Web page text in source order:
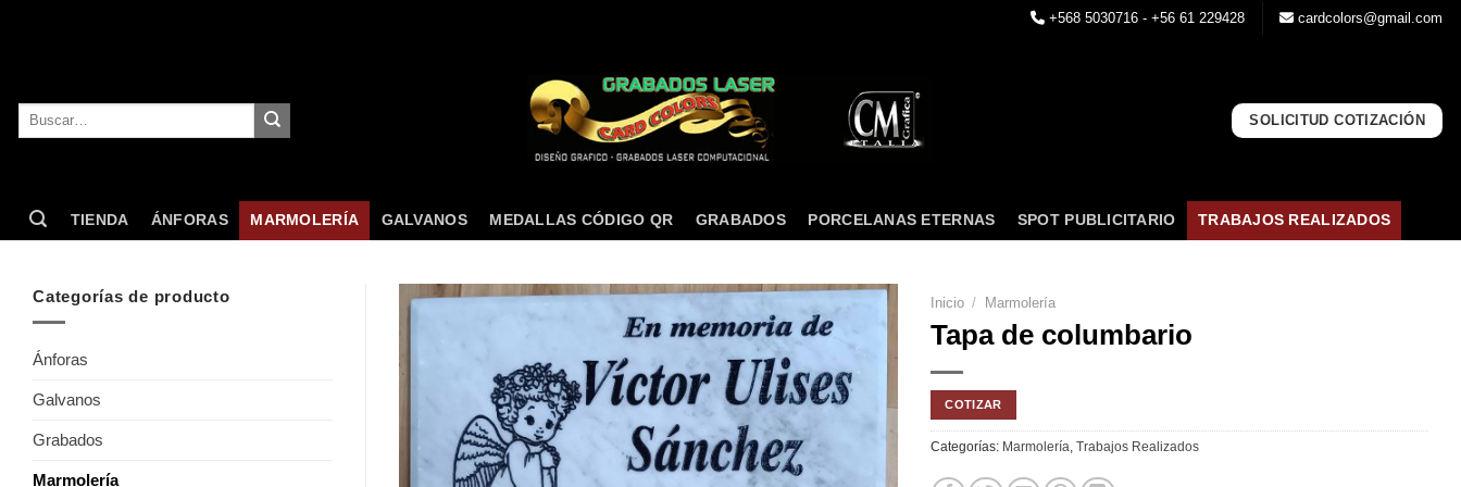
+568 5030716 - +56 61 229428 cardcolors@gmail.com
Buscar
SOLICITUD COTIZACIÓN
TIENDA ÁNFORAS MARMOLERÍA GALVANOS MEDALLAS CÓDIGO QR GRABADOS PORCELANAS ETERNAS SPOT PUBLICITARIO TRABAJOS REALIZADOS
Categorías de producto
Ánforas
Galvanos
Grabados
Marmolería
Inicio / Marmolería
Tapa de columbario
COTIZAR
Categorías: Marmolería, Trabajos Realizados